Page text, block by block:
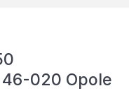
020 Opole